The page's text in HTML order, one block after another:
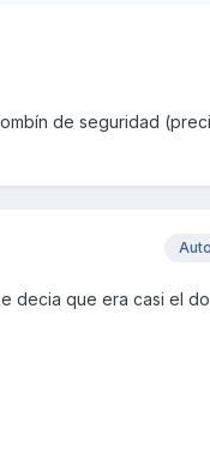
de seguridad
decia que era casi el